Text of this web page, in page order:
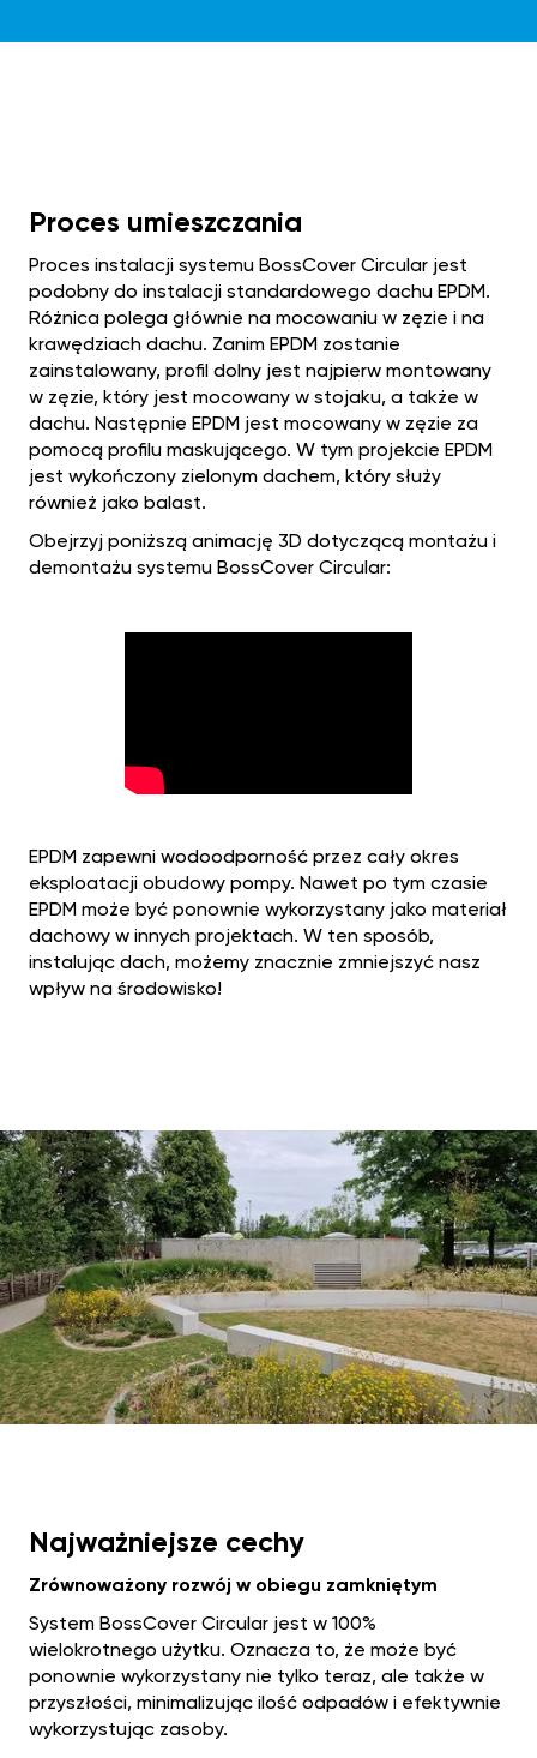
Proces umieszczania
Proces instalacji systemu BossCover Circular jest
podobny do instalacji standardowego dachu EPDM.
Różnica polega głównie na mocowaniu w zęzie i na
krawędziach dachu. Zanim EPDM zostanie
zainstalowany, profil dolny jest najpierw montowany
w zęzie, który jest mocowany w stojaku, a także w
dachu. Następnie EPDM jest mocowany w zęzie za
pomocą profilu maskującego. W tym projekcie EPDM
jest wykończony zielonym dachem, który służy
również jako balast.
Obejrzyj poniższą animację 3D dotyczącą montażu i
demontażu systemu BossCover Circular:
EPDM zapewni wodoodporność przez cały okres
eksploatacji obudowy pompy. Nawet po tym czasie
EPDM może być ponownie wykorzystany jako materiał
dachowy w innych projektach. W ten sposób,
instalując dach, możemy znacznie zmniejszyć nasz
wpływ na środowisko!
Najważniejsze cechy‍
Zrównoważony rozwój w obiegu zamkniętym‍
System BossCover Circular jest w 100%
wielokrotnego użytku. Oznacza to, że może być
ponownie wykorzystany nie tylko teraz, ale także w
przyszłości, minimalizując ilość odpadów i efektywnie
wykorzystując zasoby.